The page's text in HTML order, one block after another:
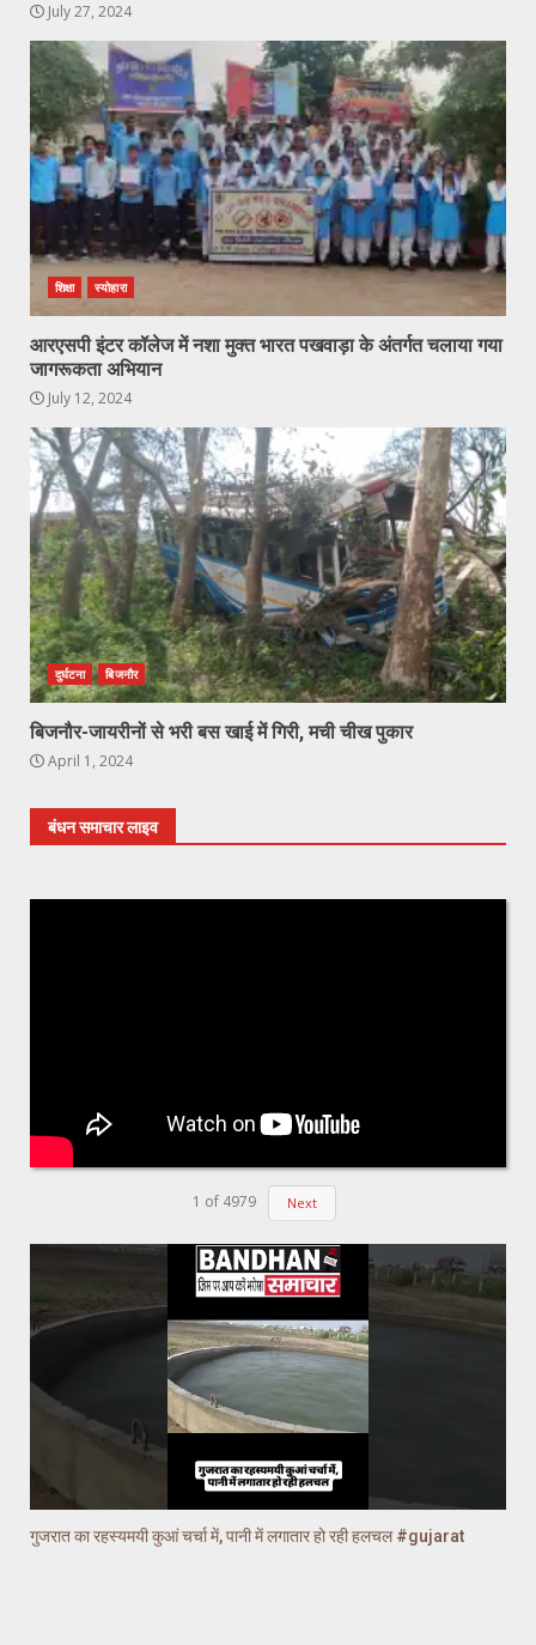
July 27, 2024
शिक्षा स्योहारा
आरएसपी इंटर कॉलेज में नशा मुक्त भारत पखवाड़ा के अंतर्गत चलाया गया
जागरूकता अभियान
July 12, 2024
दुर्घटना बिजनौर
बिजनौर-जायरीनों से भरी बस खाई में गिरी, मची चीख पुकार
April 1, 2024
बंधन समाचार लाइव
1 of 4979 Next
गुजरात का रहस्यमयी कुआं चर्चा में, पानी में लगातार हो रही हलचल #gujarat